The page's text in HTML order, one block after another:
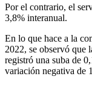
Por el contrario, el
3,8% interanual.
En lo que hace a la
2022, se observó que
registró una suba de
variación negativa de